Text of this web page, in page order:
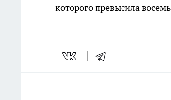
которого превысила